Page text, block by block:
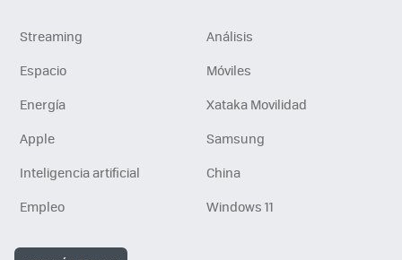
Streaming
Análisis
Espacio
Móviles
Energía
Xataka Movilidad
Apple
Samsung
Inteligencia artificial
China
Empleo
Windows 11